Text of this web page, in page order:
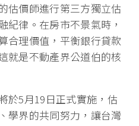
估價師進行第三方獨立估
紀律。在房市不景氣時，
合理價值，平衡銀行貸款
就是不動產界公道伯的核
於5月19日正式實施，估
學界的共同努力，讓台灣